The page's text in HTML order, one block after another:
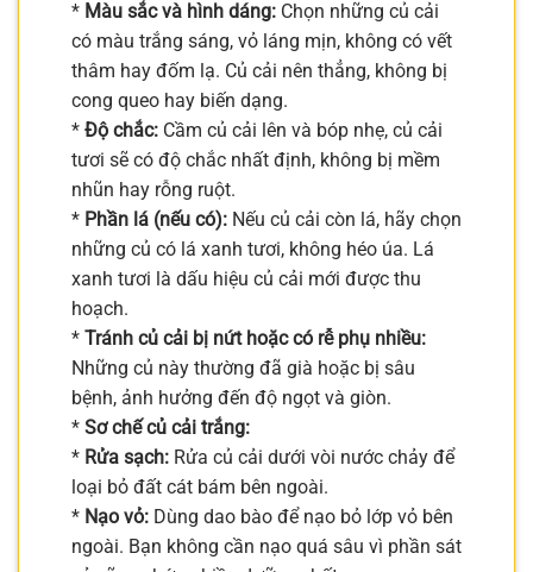
* Màu sắc và hình dáng: Chọn những củ cải
có màu trắng sáng, vỏ láng mịn, không có vết
thâm hay đốm lạ. Củ cải nên thẳng, không bị
cong queo hay biến dạng.
* Độ chắc: Cầm củ cải lên và bóp nhẹ, củ cải
tươi sẽ có độ chắc nhất định, không bị mềm
nhũn hay rỗng ruột.
* Phần lá (nếu có): Nếu củ cải còn lá, hãy chọn
những củ có lá xanh tươi, không héo úa. Lá
xanh tươi là dấu hiệu củ cải mới được thu
hoạch.
* Tránh củ cải bị nứt hoặc có rễ phụ nhiều:
Những củ này thường đã già hoặc bị sâu
bệnh, ảnh hưởng đến độ ngọt và giòn.
* Sơ chế củ cải trắng:
* Rửa sạch: Rửa củ cải dưới vòi nước chảy để
loại bỏ đất cát bám bên ngoài.
* Nạo vỏ: Dùng dao bào để nạo bỏ lớp vỏ bên
ngoài. Bạn không cần nạo quá sâu vì phần sát